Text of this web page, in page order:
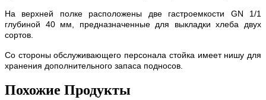
На верхней полке расположены две гастроемкости GN 1/1
глубиной 40 мм, предназначенные для выкладки хлеба двух
сортов.
Со стороны обслуживающего персонала стойка имеет нишу для
хранения дополнительного запаса подносов.
Похожие Продукты